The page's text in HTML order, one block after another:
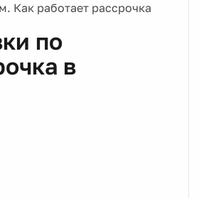
Как работает рассрочка
по
в